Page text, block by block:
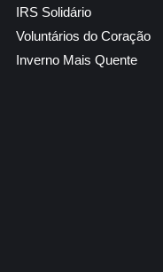
IRS Solidário
Voluntários do Coração
Inverno Mais Quente